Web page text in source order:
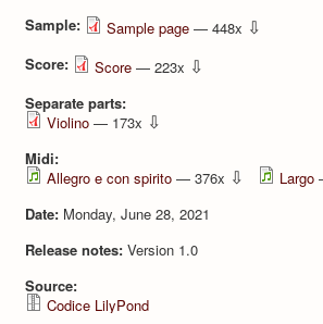
Sample:
Sample page — 448x ⇩
Score: Score — 223x ⇩
Separate parts:
Violino — 173x ⇩
Midi:
Allegro e con spirito — 376x ⇩ Largo
Date: Monday, June 28, 2021
Release notes: Version 1.0
Source:
Codice LilyPond